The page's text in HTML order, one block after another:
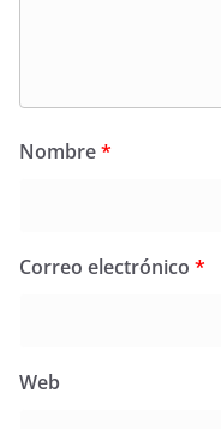
Nombre*
Correo electrónico *
Web